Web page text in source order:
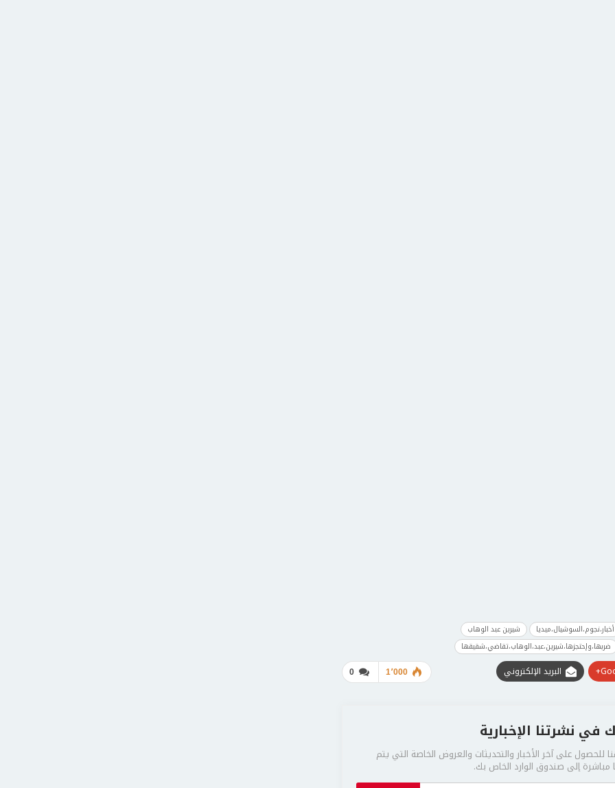
أخبار،نجوم،السوشيال،ميديا
شيرين عبد الوهاب
ضربها،وإحتجزها،شيرين،عبد،الوهاب،تقاضي،شقيقها
0 1٬000 البريد الإلكتروني
في نشرتنا الإخبارية
للحصول على آخر الأخبار والتحديثات والعروض الخاصة التي يتم
إلى صندوق الوارد الخاص بك.